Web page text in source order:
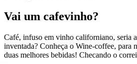
Vai um cafevinho?
Café, infuso em vinho californiano, seria
inventada? Conheça o Wine-coffee, para
duas melhores bebidas! Checando o